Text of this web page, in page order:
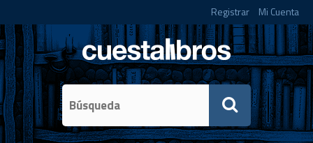
Registrar Mi Cuenta